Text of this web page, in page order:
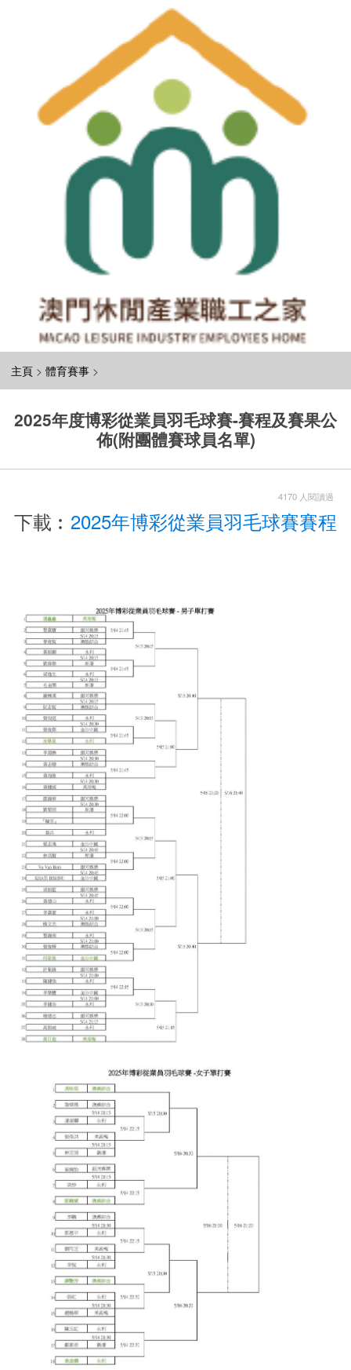
主頁 > 體育賽事 >
2025年度博彩從業員羽毛球賽-賽程及賽果公
佈(附團體賽球員名單)
4170 人閱讀過
下載︰ 2025年博彩從業員羽毛球賽賽程